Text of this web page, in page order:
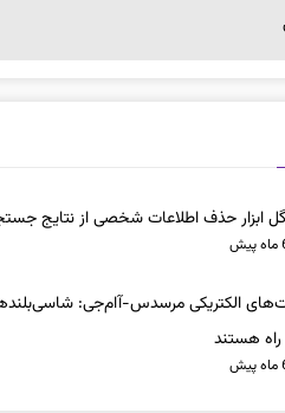
ابزار حذف اطلاعات شخصی از نتایج
راه هستند